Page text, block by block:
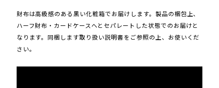
財布は高級感のある黒い化粧箱でお届けします。製品の梱包上、
ハーフ財布・カードケースへとセパレートした状態でのお届けと
なります。同梱します取り扱い説明書をご参照の上、お使いくだ
さい。